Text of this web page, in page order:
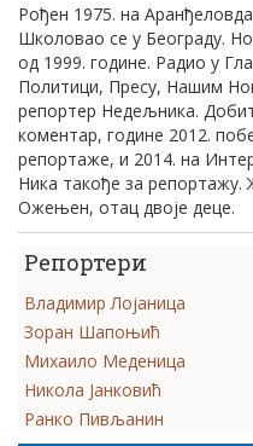
Рођен 1975. на
Школовао се у Београду.
од 1999. године. Радио у
Политици, Пресу, Нашим
репортер Недељника.
коментар, године 2012.
репортаже, и 2014. на
Ника такође за репортажу.
Ожењен, отац двоје деце.
Репортери
Владимир Лојаница
Зоран Шапоњић
Михаило Меденица
Никола Јанковић
Ранко Пивљанин